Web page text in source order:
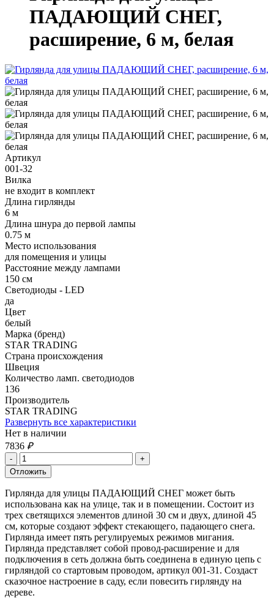
ПАДАЮЩИЙ СНЕГ,
расширение, 6 м, белая
Артикул
001-32
Вилка
не входит в комплект
Длина гирлянды
6 м
Длина шнура до первой лампы
0.75 м
Место использования
для помещения и улицы
Расстояние между лампами
150 см
Светодиоды - LED
да
Цвет
белый
Марка (бренд)
STAR TRADING
Страна происхождения
Швеция
Количество ламп. светодиодов
136
Производитель
STAR TRADING
Развернуть все характеристики
Нет в наличии
7836 ₽
Гирлянда для улицы ПАДАЮЩИЙ СНЕГ может быть
использована как на улице, так и в помещении. Состоит из
трех светящихся элементов длиной 30 см и двух, длиной 45
см, которые создают эффект стекающего, падающего снега.
Гирлянда имеет пять регулируемых режимов мигания.
Гирлянда представляет собой провод-расширение и для
подключения в сеть должна быть соединена в единую цепь с
гирляндой со стартовым проводом, артикул 001-31. Создаст
сказочное настроение в саду, если повесить гирлянду на
дереве.